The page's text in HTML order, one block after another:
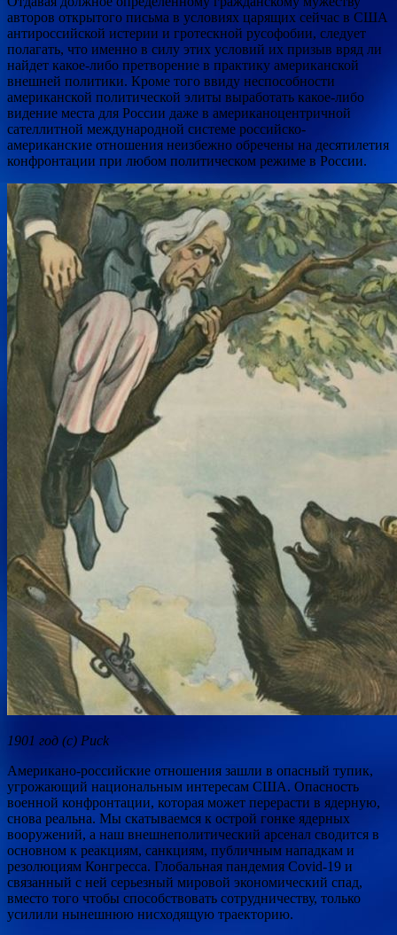
авторов открытого письма в условиях царящих сейчас в США
антироссийской истерии и гротескной русофобии, следует
полагать, что именно в силу этих условий их призыв вряд ли
найдет какое-либо претворение в практику американской
внешней политики. Кроме того ввиду неспособности
американской политической элиты выработать какое-либо
видение места для России даже в американоцентричной
сателлитной международной системе российско-
американские отношения неизбежно обречены на десятилетия
конфронтации при любом политическом режиме в России.
1901 год (с) Puck
Американо-российские отношения зашли в опасный тупик,
угрожающий национальным интересам США. Опасность
военной конфронтации, которая может перерасти в ядерную,
снова реальна. Мы скатываемся к острой гонке ядерных
вооружений, а наш внешнеполитический арсенал сводится в
основном к реакциям, санкциям, публичным нападкам и
резолюциям Конгресса. Глобальная пандемия Covid-19 и
связанный с ней серьезный мировой экономический спад,
вместо того чтобы способствовать сотрудничеству, только
усилили нынешнюю нисходящую траекторию.